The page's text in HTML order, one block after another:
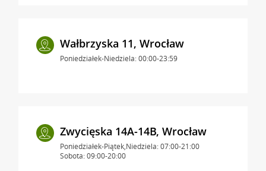
Wałbrzyska 11, Wrocław
Poniedziałek-Niedziela: 00:00-23:59
Zwycięska 14A-14B, Wrocław
Poniedziałek-Piątek,Niedziela: 07:00-21:00
Sobota: 09:00-20:00